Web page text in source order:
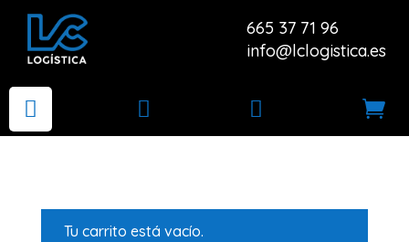
665 37 71 96
info@lclogistica.es
   
Tu carrito está vacío.